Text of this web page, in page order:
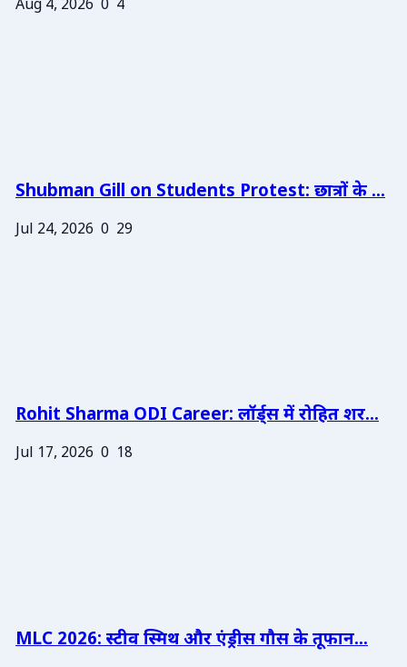
Aug 4, 2026 0 4
Shubman Gill on Students Protest: छात्रों के ...
Jul 24, 2026 0 29
Rohit Sharma ODI Career: लॉर्ड्स में रोहित शर...
Jul 17, 2026 0 18
MLC 2026: स्टीव स्मिथ और एंड्रीस गौस के तूफान...